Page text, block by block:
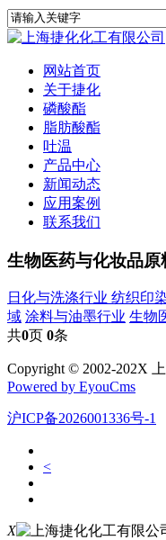
网站首页
关于捷化
磷酸酯
脂肪酸酯
吐温
产品中心
新闻动态
应用案例
联系我们
生物医药与化妆品原
日化与洗涤行业 纺织印
域 涂料与油墨行业 生物
共0页 0条
Copyright © 2002-202X
Powered by EyouCms
沪ICP备2026001336号-1
<
X